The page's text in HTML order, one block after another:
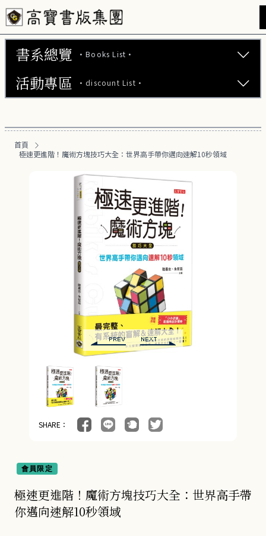
書系總覽 ·Books List·
文學小說 (737)
商業財經 (100)
醫療保健 (55)
人文史哲 (73)
活動專區 ·discount List·
【2本7折】高寶小說系列全圖鑑書展
【2套7折】高寶小說系列全圖鑑書展
【66折】高寶小說系列全圖鑑書展
首頁
極速更進階！魔術方塊技巧大全：世界高手帶你邁向速解10秒領域
SHARE：
會員限定
極速更進階！魔術方塊技巧大全：世界高手帶
你邁向速解10秒領域